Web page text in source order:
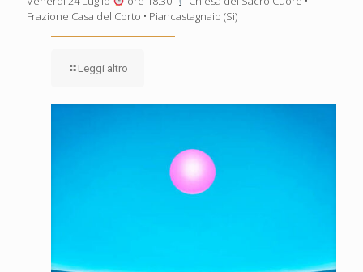
Frazione Casa del Corto • Piancastagnaio (Si)
Leggi altro